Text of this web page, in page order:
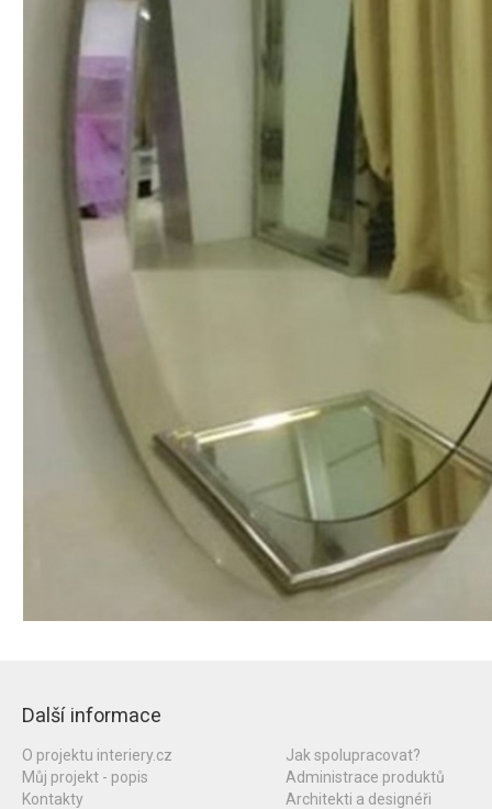
Další informace
O projektu interiery.cz
Můj projekt - popis
Kontakty
Jak spolupracovat?
Administrace produktů
Architekti a designéři